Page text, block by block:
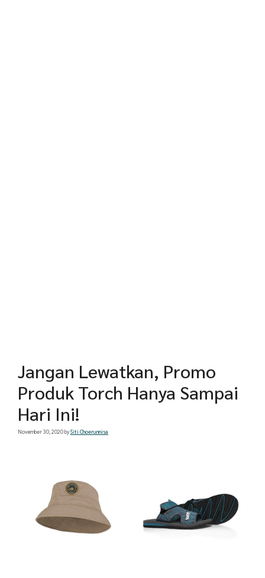
Jangan Lewatkan, Promo
Produk Torch Hanya Sampai
Hari Ini!
November 30, 2020bySiti Choerunnisa